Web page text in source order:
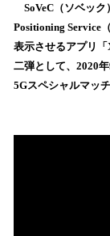
！
数
を
読
込
SoVeC（ソベック
Positioning Service
表示させるアプリ
二弾として、2020
5Gスペシャルマッ